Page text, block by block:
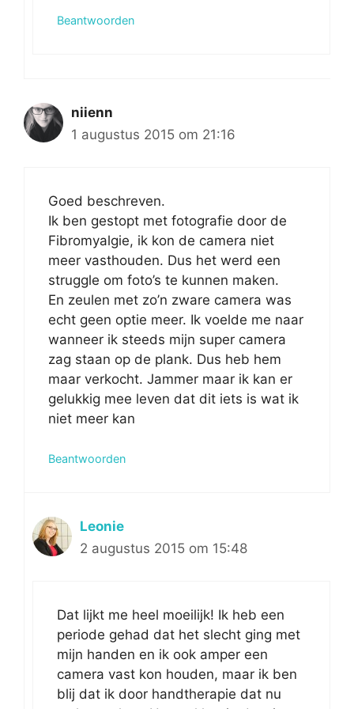
Beantwoorden
niienn
1 augustus 2015 om 21:16
Goed beschreven.
Ik ben gestopt met fotografie door de
Fibromyalgie, ik kon de camera niet
meer vasthouden. Dus het werd een
struggle om foto’s te kunnen maken.
En zeulen met zo’n zware camera was
echt geen optie meer. Ik voelde me naar
wanneer ik steeds mijn super camera
zag staan op de plank. Dus heb hem
maar verkocht. Jammer maar ik kan er
gelukkig mee leven dat dit iets is wat ik
niet meer kan
Beantwoorden
Leonie
2 augustus 2015 om 15:48
Dat lijkt me heel moeilijk! Ik heb een
periode gehad dat het slecht ging met
mijn handen en ik ook amper een
camera vast kon houden, maar ik ben
blij dat ik door handtherapie dat nu